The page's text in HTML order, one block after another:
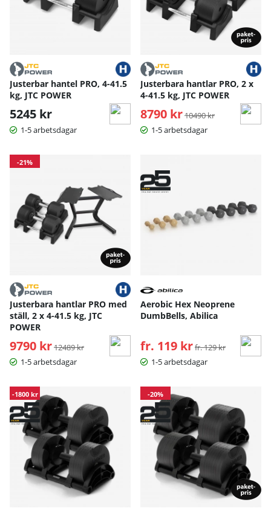
Aerobichantlar är mer kompakta hantlar som är perfekta att
använda under gruppträningar eller för enklare
styrketräning. De är praktiska och lätthanterliga och är
därför bra för dig som inte vill lyfta tungt utan träna lättare
aerobicspass.
Justerbar hantel PRO, 4-41.5
kg, JTC POWER
5245 kr
1-5 arbetsdagar
Justerbara hantlar PRO, 2 x
4-41.5 kg, JTC POWER
8790 kr Ordinarie pris:
10490 kr
1-5 arbetsdagar
-21%
Justerbara hantlar PRO med
ställ, 2 x 4-41.5 kg, JTC
POWER
9790 kr Ordinarie pris:
12489 kr
1-5 arbetsdagar
Aerobic Hex Neoprene
DumbBells, Abilica
fr. 119 kr Ordinarie pris:
fr. 129 kr
1-5 arbetsdagar
-1800 kr -20%